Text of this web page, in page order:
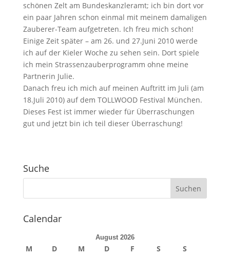
schönen Zelt am Bundeskanzleramt; ich bin dort vor
ein paar Jahren schon einmal mit meinem damaligen
Zauberer-Team aufgetreten. Ich freu mich schon!
Einige Zeit später – am 26. und 27.Juni 2010 werde
ich auf der Kieler Woche zu sehen sein. Dort spiele
ich mein Strassenzauberprogramm ohne meine
Partnerin Julie.
Danach freu ich mich auf meinen Auftritt im Juli (am
18.Juli 2010) auf dem TOLLWOOD Festival München.
Dieses Fest ist immer wieder für Überraschungen
gut und jetzt bin ich teil dieser Überraschung!
Suche
Calendar
August 2026
M D M D F S
S